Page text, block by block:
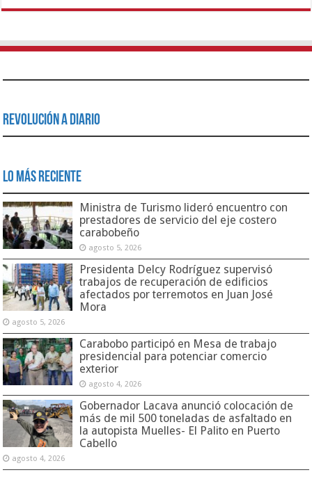
Revolución a Diario
Lo Más Reciente
Ministra de Turismo lideró encuentro con
prestadores de servicio del eje costero
carabobeño
agosto 5, 2026
Presidenta Delcy Rodríguez supervisó
trabajos de recuperación de edificios
afectados por terremotos en Juan José
Mora
agosto 5, 2026
Carabobo participó en Mesa de trabajo
presidencial para potenciar comercio
exterior
agosto 4, 2026
Gobernador Lacava anunció colocación de
más de mil 500 toneladas de asfaltado en
la autopista Muelles- El Palito en Puerto
Cabello
agosto 4, 2026